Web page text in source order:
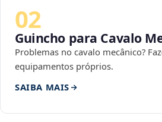
02
Guincho para Cavalo
Problemas no cavalo mecânico?
equipamentos próprios.
SAIBA MAIS